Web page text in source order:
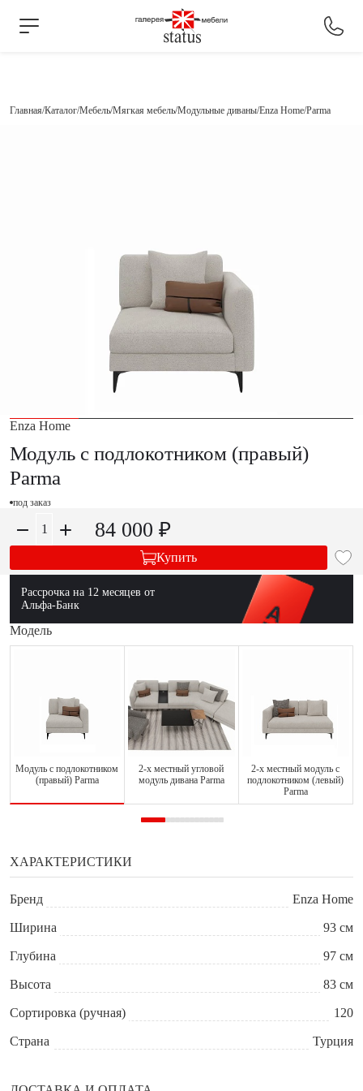
Главная Каталог Мебель Мягкая мебель Модульные диваны Enza Home Parma
Enza Home
Модуль с подлокотником (правый)
Parma
под заказ
84 000 ₽
Купить
Рассрочка на 12 месяцев от
Альфа-Банк
Модель
Модуль с подлокотником
(правый) Parma
2-х местный угловой
модуль дивана Parma
2-х местный модуль с
подлокотником (левый)
Parma
ХАРАКТЕРИСТИКИ
Бренд
Enza Home
Ширина
93 см
Глубина
97 см
Высота
83 см
Сортировка (ручная)
120
Страна
Турция